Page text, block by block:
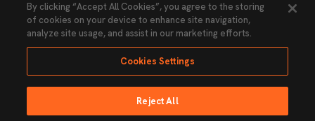
Ley Transparencia Política de Privacidad
Accesibilidad
Ninguna parte de esta página puede ser reproducida sin el permiso del Valencia
By clicking “Accept All Cookies”, you agree to the storing
of cookies on your device to enhance site navigation,
analyze site usage, and assist in our marketing efforts.
Cookies Settings
Reject All